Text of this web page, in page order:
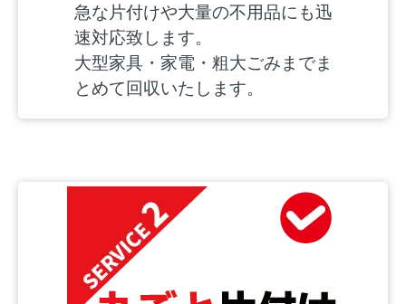
急な片付けや大量の不用品にも迅
速対応致します。
大型家具・家電・粗大ごみまでま
とめて回収いたします。